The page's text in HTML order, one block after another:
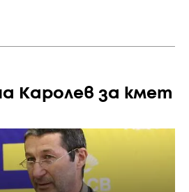
Каролев за кмет